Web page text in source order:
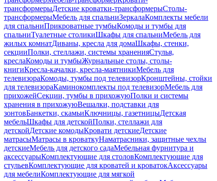
трансформерыДетские кроватки-трансформерыСтолы-
трансформерыМебель для спальниЗеркалаКомплекты мебели
для спальниПрикроватные тумбыКомоды и тумбы для
спальниТуалетные столикиШкафы для спальниМебель для
жилых комнатДиваны, кресла для домаШкафы, стенки,
секцииПолки, стеллажи, системы храненияСтулья,
креслаКомоды и тумбыЖурнальные столы, столы-
книгиКресла-качалки, кресла-маятникиМебель для
телевизораКомоды, тумбы под телевизорКронштейны, стойки
для телевизораКаминокомплекты под телевизорМебель для
прихожейСекции, тумбы в прихожуюПолки и системы
хранения в прихожуюВешалки, подставки для
зонтовБанкетки, скамьиКлючницы, газетницыДетская
мебельШкафы для детскойПолки, стеллажи для
детскойДетские комодыКровати детскиеДетские
матрасыМатрасы в кроваткуНаматрасники, защитные чехлы
детскиеМебель для детского садаМебельная фурнитура и
аксессуарыКомплектующие для столовКомплектующие для
стульевКомплектующие для кроватей и кроватокАксессуары
для мебелиКомплектующие для мягкой